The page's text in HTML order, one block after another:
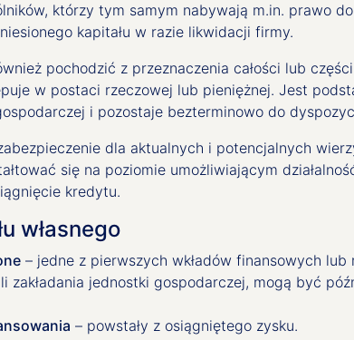
którzy tym samym nabywają m.in. prawo
kapitału w razie likwidacji firmy.
pochodzić z przeznaczenia całości lub
w postaci rzeczowej lub pieniężnej. Jest
i pozostaje bezterminowo do
dla aktualnych i potencjalnych
się na poziomie umożliwiającym
kredytu.
własnego
– jedne z pierwszych wkładów finansowych lub
zakładania jednostki gospodarczej, mogą być
– powstały z osiągniętego zysku.